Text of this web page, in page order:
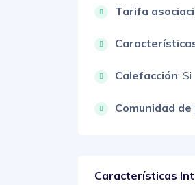
Tarifa
Calefacción: Si
Comunidad
Características